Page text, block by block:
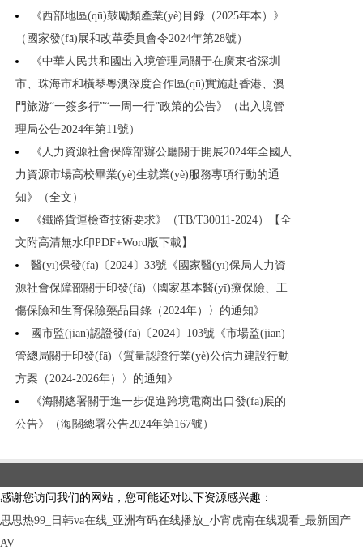
《西部地區(qū)鼓勵類產業(yè)目錄（2025年本）》
（國家發(fā)展和改革委員會令2024年第28號）
《中華人民共和國出入境管理局關于在廣東省深圳
市、珠海市和橫琴粵澳深度合作區(qū)實施赴香港、澳
門旅游“一簽多行”“一周一行”政策的公告》（出入境管
理局公告2024年第11號）
《人力資源社會保障部辦公廳關于開展2024年全國人
力資源市場高校畢業(yè)生就業(yè)服務專項行動的通
知》（全文）
《鐵路貨運檢查技術要求》（TB/T30011-2024）【全
文附高清無水印PDF+Word版下載】
醫(yī)保發(fā)〔2024〕33號《國家醫(yī)保局人力資
源社會保障部關于印發(fā)〈國家基本醫(yī)療保險、工
傷保險和生育保險藥品目錄（2024年）〉的通知》
國市監(jiān)認證發(fā)〔2024〕103號《市場監(jiān)
管總局關于印發(fā)〈質量認證行業(yè)公信力建設行動
方案（2024-2026年）〉的通知》
《海關總署關于進一步促進跨境電商出口發(fā)展的
公告》（海關總署公告2024年第167號）
感谢您访问我们的网站，您可能还对以下资源感兴趣：
思思热99_日韩va在线_亚洲有码在线播放_小宵虎南在线观看_最新国产
AV